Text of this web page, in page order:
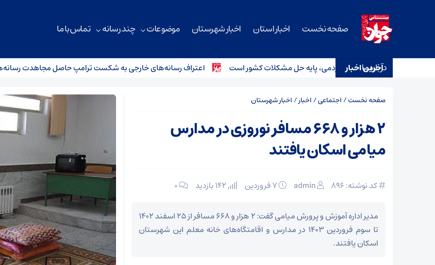
صفحه نخست اخبار استان اخبار شهرستان موضوعات چند رسانه تماس با ما
درباره ما
آخرین اخبار
بی‌منت و مشارکت مردمی، پایه حل مشکلات کشور است اعتراف رسانه‌های خارجی به شکست ترامپ حاصل مجاهدت رسانه‌های
صفحه نخست/ اجتماعی/ اخبار/ اخبار شهرستان
۲ هزار و ۶۶۸ مسافر نوروزی در مدارس
میامی اسکان یافتند
کد نوشته: 896 admin ۰
مدیر اداره آموزش و پرورش میامی گفت: ۲ هزار و ۶۶۸ مسافر از ۲۵ اسفند ۱۴۰۲
تا سوم فروردین ۱۴۰۳ در مدارس و اقامتگاه‌های خانه معلم این شهرستان
اسکان یافتند.